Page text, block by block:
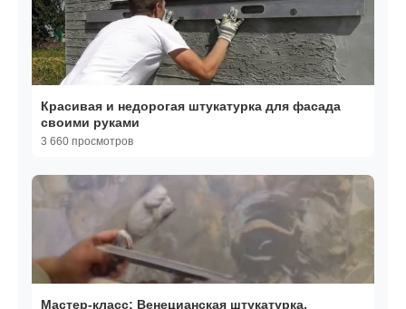
Красивая и недорогая штукатурка для фасада
своими руками
3 660 просмотров
Мастер-класс: Венецианская штукатурка.